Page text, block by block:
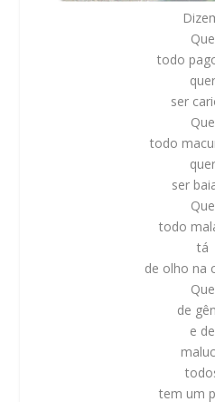
Que
todo
quer
ser
Que
todo
quer
ser
Que
todo
tá
de olho na
Que
de
e de
tem um